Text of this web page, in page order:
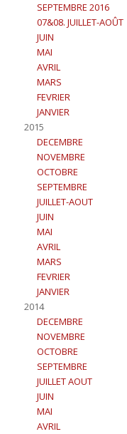
SEPTEMBRE 2016
07&08. JUILLET-AOÛT
JUIN
MAI
AVRIL
MARS
FEVRIER
JANVIER
2015
DECEMBRE
NOVEMBRE
OCTOBRE
SEPTEMBRE
JUILLET-AOUT
JUIN
MAI
AVRIL
MARS
FEVRIER
JANVIER
2014
DECEMBRE
NOVEMBRE
OCTOBRE
SEPTEMBRE
JUILLET AOUT
JUIN
MAI
AVRIL